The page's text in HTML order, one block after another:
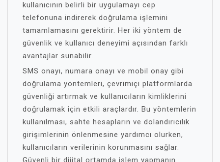
kullanıcının belirli bir uygulamayı cep
telefonuna indirerek doğrulama işlemini
tamamlamasını gerektirir. Her iki yöntem de
güvenlik ve kullanıcı deneyimi açısından farklı
avantajlar sunabilir.
SMS onayı, numara onayı ve mobil onay gibi
doğrulama yöntemleri, çevrimiçi platformlarda
güvenliği artırmak ve kullanıcıların kimliklerini
doğrulamak için etkili araçlardır. Bu yöntemlerin
kullanılması, sahte hesapların ve dolandırıcılık
girişimlerinin önlenmesine yardımcı olurken,
kullanıcıların verilerinin korunmasını sağlar.
Güvenli bir dijital ortamda işlem yapmanın